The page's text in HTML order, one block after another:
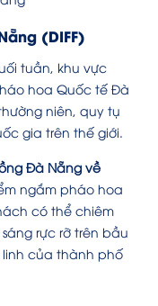
(DIFF)
tuần, khu vực
hoa Quốc tế Đà
niên, quy tụ
gia trên thế giới.
Đà Nẵng về
ngắm pháo hoa
có thể chiêm
rực rỡ trên bầu
của thành phố